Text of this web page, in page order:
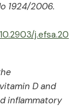
1924/2006.
j.efsa.20
D and
inflammatory